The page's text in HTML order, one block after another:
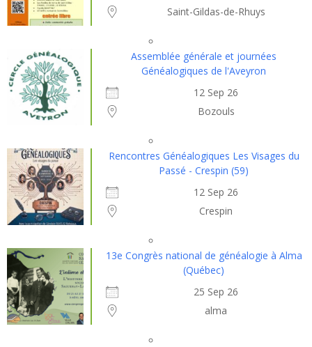
Saint-Gildas-de-Rhuys
Assemblée générale et journées
Généalogiques de l'Aveyron
12 Sep 26
Bozouls
Rencontres Généalogiques Les Visages du
Passé - Crespin (59)
12 Sep 26
Crespin
13e Congrès national de généalogie à Alma
(Québec)
25 Sep 26
alma